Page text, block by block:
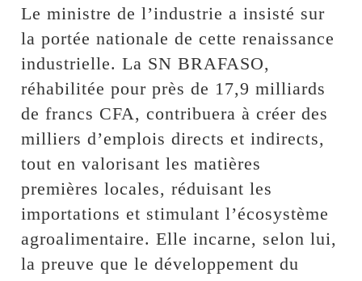
Le ministre de l’industrie a insisté sur
la portée nationale de cette renaissance
industrielle. La SN BRAFASO,
réhabilitée pour près de 17,9 milliards
de francs CFA, contribuera à créer des
milliers d’emplois directs et indirects,
tout en valorisant les matières
premières locales, réduisant les
importations et stimulant l’écosystème
agroalimentaire. Elle incarne, selon lui,
la preuve que le développement du